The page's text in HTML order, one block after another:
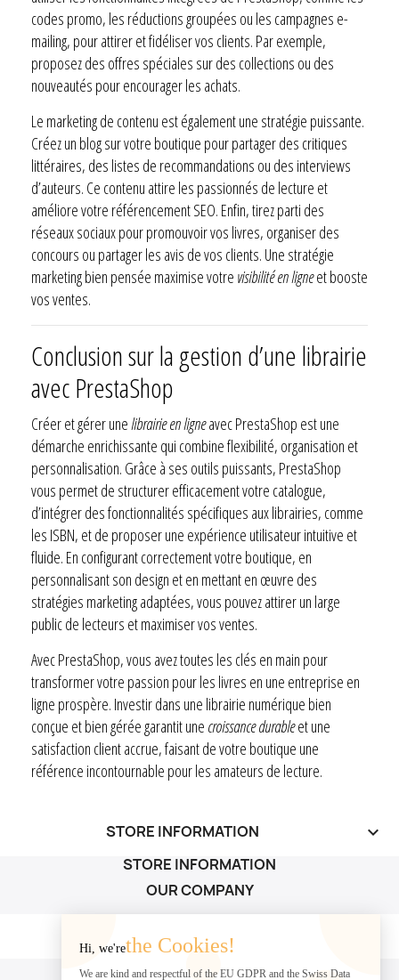
codes promo, les réductions groupées ou les campagnes e-
mailing, pour attirer et fidéliser vos clients. Par exemple,
proposez des offres spéciales sur des collections ou des
nouveautés pour encourager les achats.
Le marketing de contenu est également une stratégie puissante.
Créez un blog sur votre boutique pour partager des critiques
littéraires, des listes de recommandations ou des interviews
d’auteurs. Ce contenu attire les passionnés de lecture et
améliore votre référencement SEO. Enfin, tirez parti des
réseaux sociaux pour promouvoir vos livres, organiser des
concours ou partager les avis de vos clients. Une stratégie
marketing bien pensée maximise votre visibilité en ligneet booste
vos ventes.
Conclusion sur la gestion d’une librairie
avec PrestaShop
Créer et gérer une librairie en ligneavec PrestaShop est une
démarche enrichissante qui combine flexibilité, organisation et
personnalisation. Grâce à ses outils puissants, PrestaShop
vous permet de structurer efficacement votre catalogue,
d’intégrer des fonctionnalités spécifiques aux librairies, comme
les ISBN, et de proposer une expérience utilisateur intuitive et
fluide. En configurant correctement votre boutique, en
personnalisant son design et en mettant en œuvre des
stratégies marketing adaptées, vous pouvez attirer un large
public de lecteurs et maximiser vos ventes.
Avec PrestaShop, vous avez toutes les clés en main pour
transformer votre passion pour les livres en une entreprise en
ligne prospère. Investir dans une librairie numérique bien
conçue et bien gérée garantit une croissance durableet une
satisfaction client accrue, faisant de votre boutique une
référence incontournable pour les amateurs de lecture.
STORE INFORMATION keyboard_arrow_down
STORE INFORMATION
OUR COMPANY
OUR COMPANY
YOUR ACCOUNT
Hi, we'rethe Cookies!
We are kind and respectful of the EU GDPR and the Swiss Data